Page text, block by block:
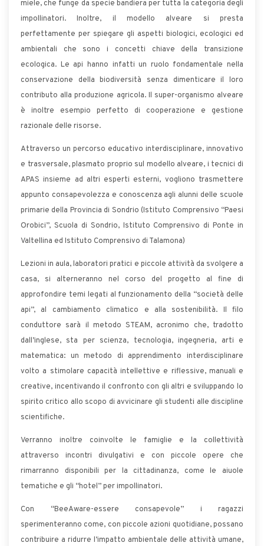
miele, che funge da specie bandiera per tutta la categoria degli
impollinatori. Inoltre, il modello alveare si presta
perfettamente per spiegare gli aspetti biologici, ecologici ed
ambientali che sono i concetti chiave della transizione
ecologica. Le api hanno infatti un ruolo fondamentale nella
conservazione della biodiversità senza dimenticare il loro
contributo alla produzione agricola. Il super-organismo alveare
è inoltre esempio perfetto di cooperazione e gestione
razionale delle risorse.
Attraverso un percorso educativo interdisciplinare, innovativo
e trasversale, plasmato proprio sul modello alveare, i tecnici di
APAS insieme ad altri esperti esterni, vogliono trasmettere
appunto consapevolezza e conoscenza agli alunni delle scuole
primarie della Provincia di Sondrio (Istituto Comprensivo “Paesi
Orobici”, Scuola di Sondrio, Istituto Comprensivo di Ponte in
Valtellina ed Istituto Comprensivo di Talamona)
Lezioni in aula, laboratori pratici e piccole attività da svolgere a
casa, si alterneranno nel corso del progetto al fine di
approfondire temi legati al funzionamento della “società delle
api”, al cambiamento climatico e alla sostenibilità. Il filo
conduttore sarà il metodo STEAM, acronimo che, tradotto
dall’inglese, sta per scienza, tecnologia, ingegneria, arti e
matematica: un metodo di apprendimento interdisciplinare
volto a stimolare capacità intellettive e riflessive, manuali e
creative, incentivando il confronto con gli altri e sviluppando lo
spirito critico allo scopo di avvicinare gli studenti alle discipline
scientifiche.
Verranno inoltre coinvolte le famiglie e la collettività
attraverso incontri divulgativi e con piccole opere che
rimarranno disponibili per la cittadinanza, come le aiuole
tematiche e gli “hotel” per impollinatori.
Con “BeeAware-essere consapevole” i ragazzi
sperimenteranno come, con piccole azioni quotidiane, possano
contribuire a ridurre l’impatto ambientale delle attività umane,